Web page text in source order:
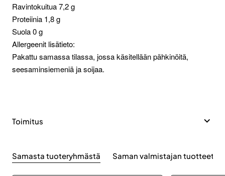
Ravintokuitua 7,2 g
Proteiinia 1,8 g
Suola 0 g
Allergeenit lisätieto:
Pakattu samassa tilassa, jossa käsitellään pähkinöitä,
seesaminsiemeniä ja soijaa.
Toimitus
Samasta tuoteryhmästä Saman valmistajan tuotteet